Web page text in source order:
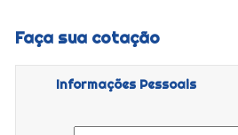
Faça sua cotação
Informações Pessoais